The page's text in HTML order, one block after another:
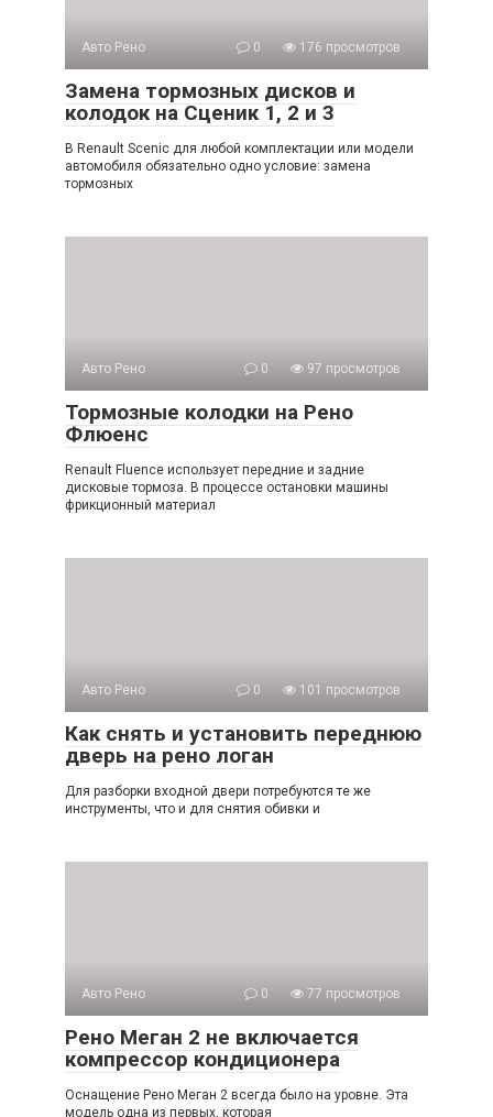
Авто Рено 0 176 просмотров
Замена тормозных дисков и
колодок на Сценик 1, 2 и 3
В Renault Scenic для любой комплектации или модели
автомобиля обязательно одно условие: замена
тормозных
Авто Рено 0 97 просмотров
Тормозные колодки на Рено
Флюенс
Renault Fluence использует передние и задние
дисковые тормоза. В процессе остановки машины
фрикционный материал
Авто Рено 0 101 просмотров
Как снять и установить переднюю
дверь на рено логан
Для разборки входной двери потребуются те же
инструменты, что и для снятия обивки и
Авто Рено 0 77 просмотров
Рено Меган 2 не включается
компрессор кондиционера
Оснащение Рено Меган 2 всегда было на уровне. Эта
модель одна из первых, которая